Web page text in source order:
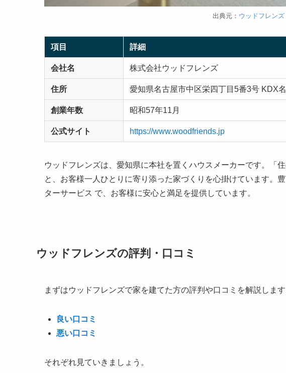
出典元： ウッドフレンズ
項目 詳細
会社名 株式会社ウッドフレンズ
住所 愛知県名古屋市中区栄四丁目5番3号 KDX
創業年数 昭和57年11月
公式サイト https://www.woodfriends.jp
ウッドフレンズは、愛知県に本社を置くハウスメーカーです。「
と、お客様一人ひとりに寄り添った家づくりを心掛けています。
ターサービス で、お客様に安心と満足を提供しています。
ウッドフレンズの評判・口コミ
まずはウッドフレンズで家を建てた方の評判や口コミを解説します
良い口コミ
悪い口コミ
それぞれ見ていきましょう。